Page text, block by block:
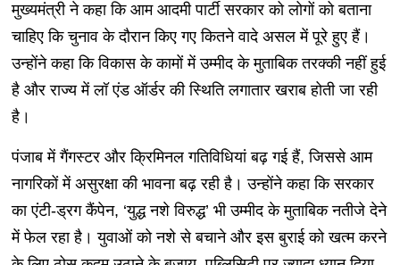
मुख्यमंत्री ने कहा कि आम आदमी पार्टी सरकार को लोगों को बताना
चाहिए कि चुनाव के दौरान किए गए कितने वादे असल में पूरे हुए हैं।
उन्होंने कहा कि विकास के कामों में उम्मीद के मुताबिक तरक्की नहीं हुई
है और राज्य में लॉ एंड ऑर्डर की स्थिति लगातार खराब होती जा रही
है।
पंजाब में गैंगस्टर और क्रिमिनल गतिविधियां बढ़ गई हैं, जिससे आम
नागरिकों में असुरक्षा की भावना बढ़ रही है। उन्होंने कहा कि सरकार
का एंटी-ड्रग कैंपेन, ‘युद्ध नशे विरुद्ध’ भी उम्मीद के मुताबिक नतीजे देने
में फेल रहा है। युवाओं को नशे से बचाने और इस बुराई को खत्म करने